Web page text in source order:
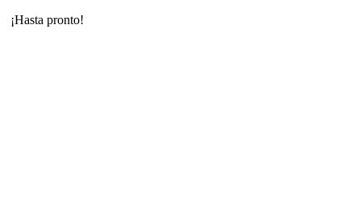
¡Hasta pronto!